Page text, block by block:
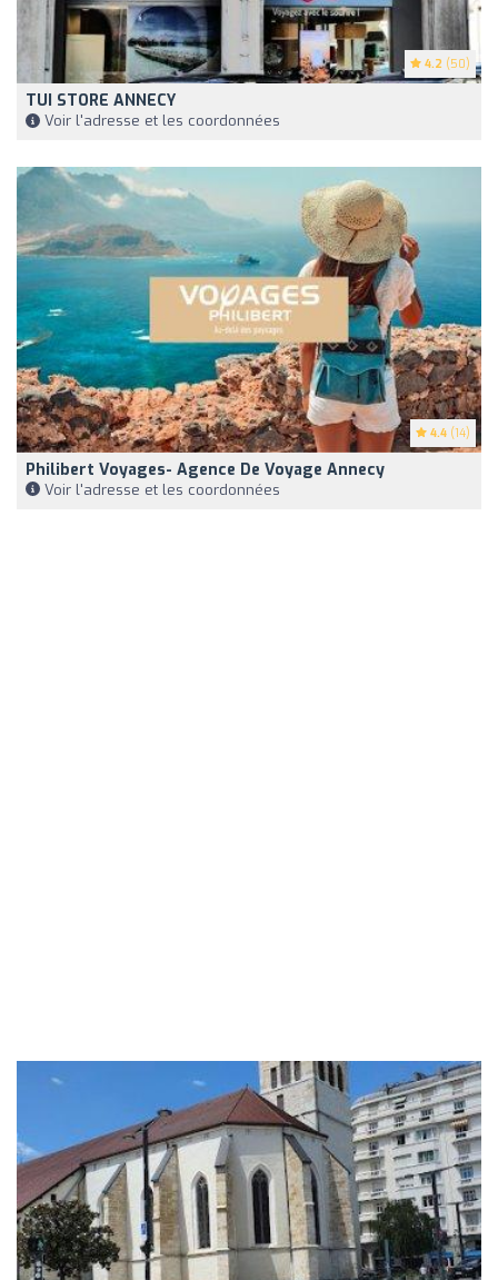
4.2 (50)
TUI STORE ANNECY
Voir l'adresse et les coordonnées
4.4 (14)
Philibert Voyages- Agence De Voyage Annecy
Voir l'adresse et les coordonnées